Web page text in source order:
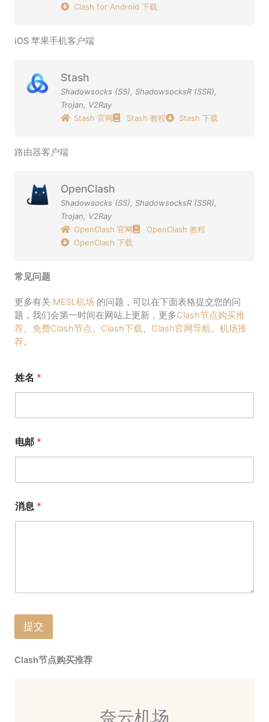
Clash for Android 下载
iOS 苹果手机客户端
Stash
Shadowsocks (SS), ShadowsocksR (SSR),
Trojan, V2Ray
Stash 官网
Stash 教程 Stash 下载
路由器客户端
OpenClash
Shadowsocks (SS), ShadowsocksR (SSR),
Trojan, V2Ray
OpenClash 官网
OpenClash 教程
OpenClash 下载
常见问题
更多有关 MESL机场 的问题，可以在下面表格提交您的问
题，我们会第一时间在网站上更新，更多Clash节点购买推
荐、 免费Clash节点、 Clash下载、 Clash官网导航、 机场推
荐。
姓名 *
电邮 *
消息 *
提交
Clash节点购买推荐
奈云机场